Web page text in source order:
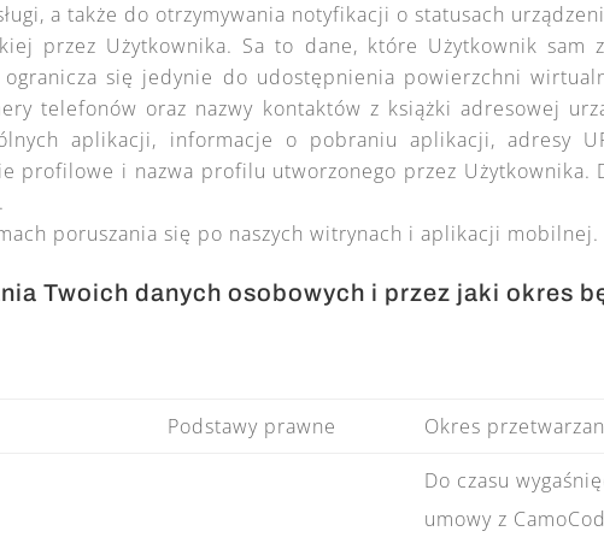
a także do otrzymywania notyfikacji o statusach
przez Użytkownika. Sa to dane, które Użytkownik sam
się jedynie do udostępnienia powierzchni
telefonów oraz nazwy kontaktów z książki adresowej
aplikacji, informacje o pobraniu aplikacji, adresy
profilowe i nazwa profilu utworzonego przez Użytkownika.
poruszania się po naszych witrynach i aplikacji mobilnej.
Twoich danych osobowych i przez jaki okres
Podstawy prawne Okres
Do czasu
umowy z